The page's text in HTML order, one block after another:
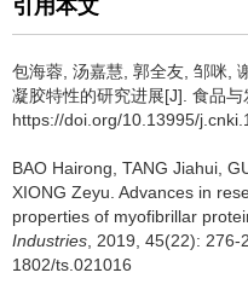
引用本文
包海蓉 汤嘉慧 郭全友 邹咪
凝胶特性的研究进展[J]. 食品
https://doi.org/10.13995/
BAO Hairong TANG Jiahui
XIONG Zeyu Advances in
properties of myofibrillar
Industries , 2019, 45(22):
1802/ts.021016